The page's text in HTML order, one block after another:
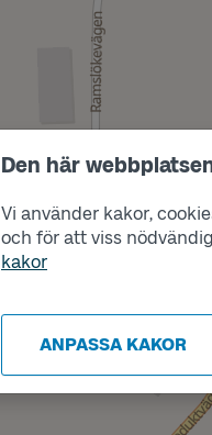
Den här
Vi använder kakor,
och för att viss
kakor
ANPASSA KAKOR